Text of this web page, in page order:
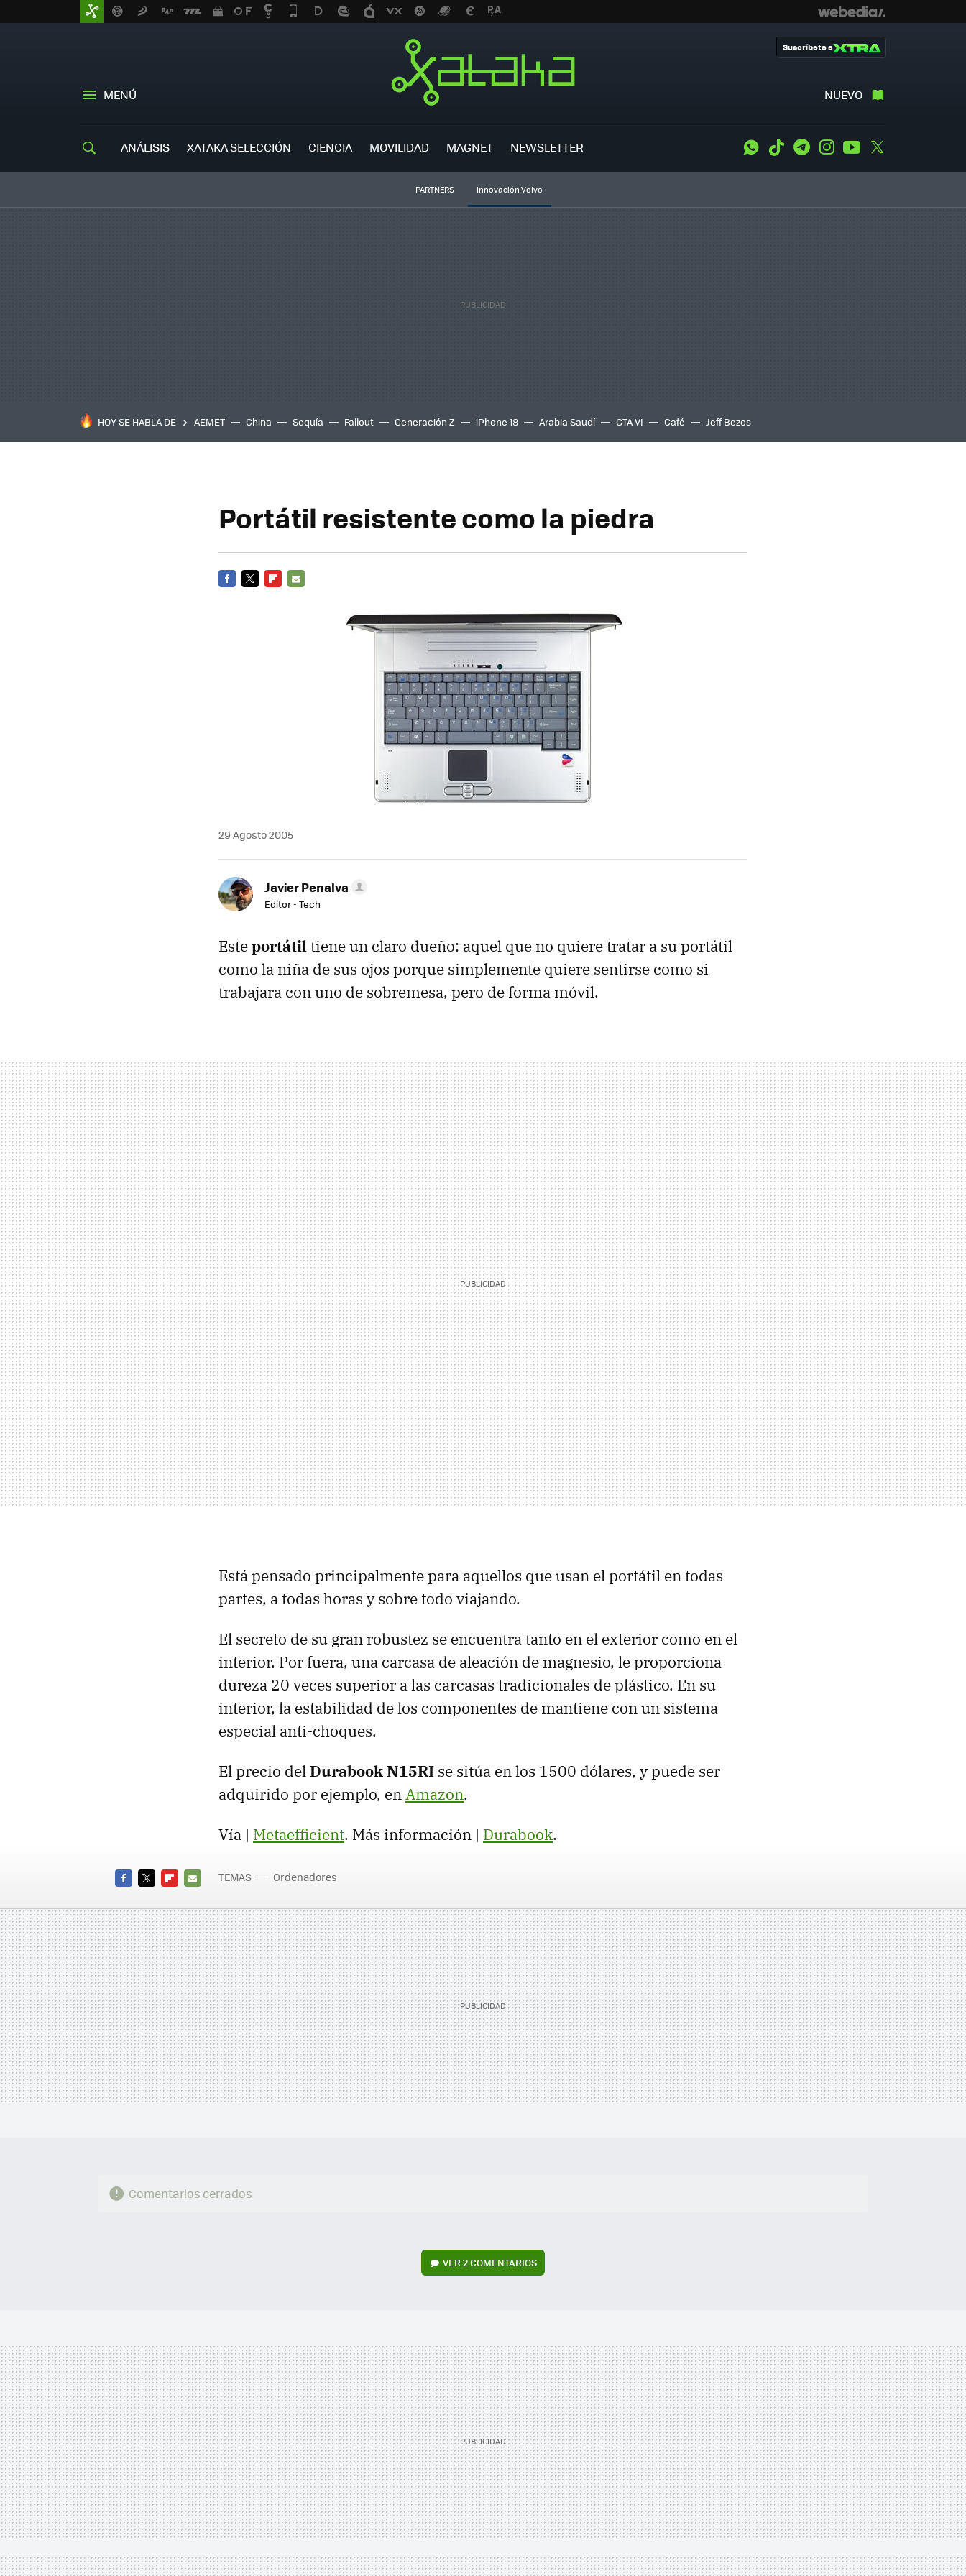
MENÚ NUEVO
Suscríbete a
ANÁLISIS XATAKA SELECCIÓN CIENCIA MOVILIDAD MAGNET NEWSLETTER WhatsApp
Tiktok TelegramInstagramYoutube
PARTNERS Innovación Volvo
HOY SE HABLA DE AEMET China Sequía Fallout Generación Z iPhone 18 Arabia Saudí GTA VI Café Jeff Bezos
Portátil resistente como la piedra
29 Agosto 2005
Javier Penalva
Editor - Tech
Esteportátil tiene un claro dueño: aquel que no quiere tratar a su portátil
como la niña de sus ojos porque simplemente quiere sentirse como si
trabajara con uno de sobremesa, pero de forma móvil.
Está pensado principalmente para aquellos que usan el portátil en todas
partes, a todas horas y sobre todo viajando.
El secreto de su gran robustez se encuentra tanto en el exterior como en el
interior. Por fuera, una carcasa de aleación de magnesio, le proporciona
dureza 20 veces superior a las carcasas tradicionales de plástico. En su
interior, la estabilidad de los componentes de mantiene con un sistema
especial anti-choques.
El precio delDurabook N15RI se sitúa en los 1500 dólares, y puede ser
adquirido por ejemplo, enAmazon.
Vía | Metaefficient. Más información | Durabook.
MAIL
TEMAS Ordenadores
Comentarios cerrados
VER2 COMENTARIOS